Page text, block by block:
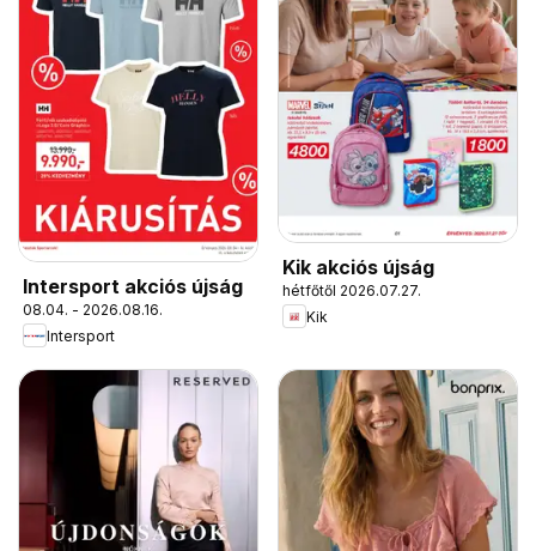
Intersport akciós újság
08.04. - 2026.08.16.
Intersport
Kik akciós újság
hétfőtől 2026.07.27.
Kik